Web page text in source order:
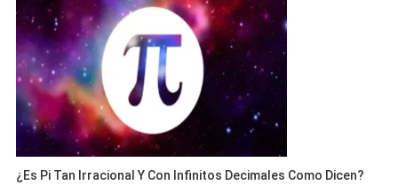
¿Es Pi Tan Irracional Y Con Infinitos Decimales Como Dicen?